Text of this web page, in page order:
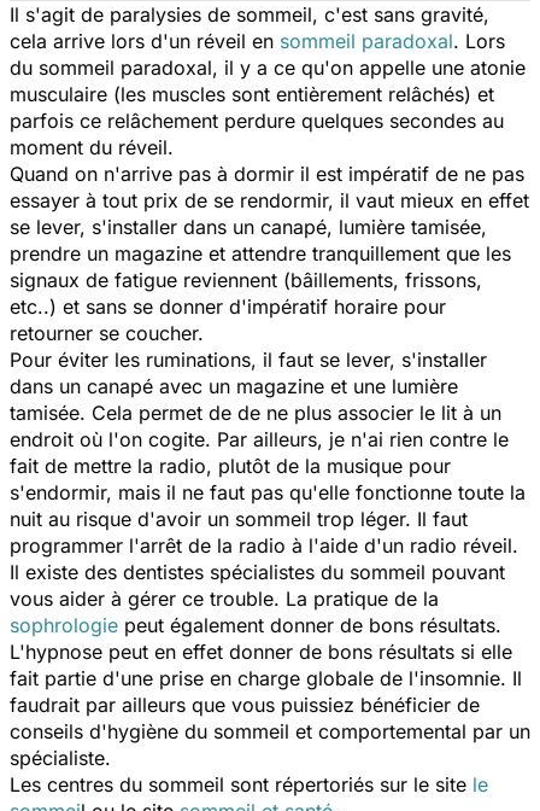
Il s'agit de paralysies de sommeil, c'est sans gravité,
cela arrive lors d'un réveil en sommeil paradoxal. Lors
du sommeil paradoxal, il y a ce qu'on appelle une atonie
musculaire (les muscles sont entièrement relâchés) et
parfois ce relâchement perdure quelques secondes au
moment du réveil.
Quand on n'arrive pas à dormir il est impératif de ne pas
essayer à tout prix de se rendormir, il vaut mieux en effet
se lever, s'installer dans un canapé, lumière tamisée,
prendre un magazine et attendre tranquillement que les
signaux de fatigue reviennent (bâillements, frissons,
etc..) et sans se donner d'impératif horaire pour
retourner se coucher.
Pour éviter les ruminations, il faut se lever, s'installer
dans un canapé avec un magazine et une lumière
tamisée. Cela permet de de ne plus associer le lit à un
endroit où l'on cogite. Par ailleurs, je n'ai rien contre le
fait de mettre la radio, plutôt de la musique pour
s'endormir, mais il ne faut pas qu'elle fonctionne toute la
nuit au risque d'avoir un sommeil trop léger. Il faut
programmer l'arrêt de la radio à l'aide d'un radio réveil.
Il existe des dentistes spécialistes du sommeil pouvant
vous aider à gérer ce trouble. La pratique de la
sophrologie peut également donner de bons résultats.
L'hypnose peut en effet donner de bons résultats si elle
fait partie d'une prise en charge globale de l'insomnie. Il
faudrait par ailleurs que vous puissiez bénéficier de
conseils d'hygiène du sommeil et comportemental par un
spécialiste.
Les centres du sommeil sont répertoriés sur le site le